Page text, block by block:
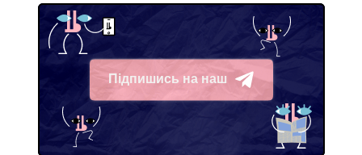
Підпишись на наш
Telegram